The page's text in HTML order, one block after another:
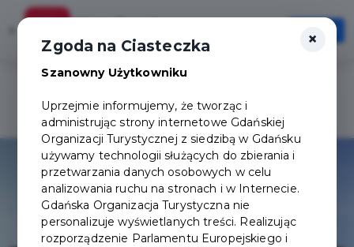
× Szybciej, wygodniej, zawsze pod ręką
Otwórz
×
Zgoda na Ciasteczka
Szanowny Użytkowniku
Uprzejmie informujemy, że tworząc i
administrując strony internetowe Gdańskiej
Organizacji Turystycznej z siedzibą w Gdańsku
używamy technologii służących do zbierania i
przetwarzania danych osobowych w celu
analizowania ruchu na stronach i w Internecie.
Gdańska Organizacja Turystyczna nie
personalizuje wyświetlanych treści. Realizując
rozporządzenie Parlamentu Europejskiego i